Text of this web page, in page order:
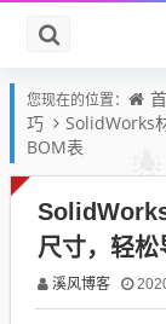
您现在的位置：
巧
SolidWorks
BOM表
尺寸，轻
溪风博客